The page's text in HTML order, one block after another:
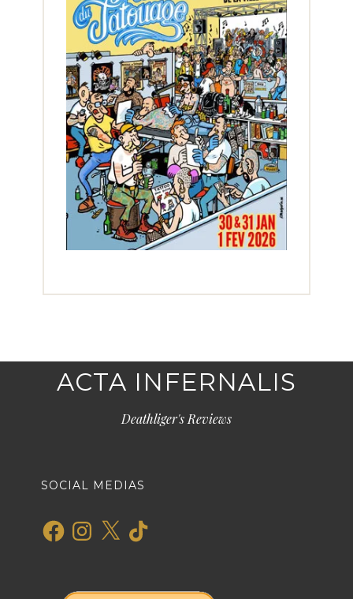
ACTA INFERNALIS
Deathliger's Reviews
SOCIAL MEDIAS
FacebookInstagram
X TikTok